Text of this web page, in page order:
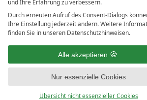
und Ihre Erfahrung zu verbessern.
Durch erneuten Aufruf des Consent-Dialogs
Ihre Einstellung jederzeit ändern. Weitere
finden Sie in unseren Datenschutzhinweisen.
Alle akzeptieren
Nur essenzielle Cookies
Übersicht nicht essenzieller Cookies